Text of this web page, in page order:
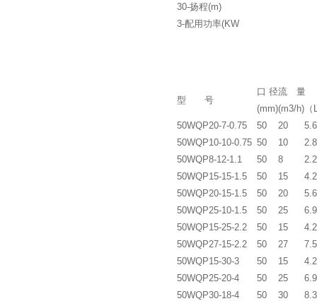
30-扬程(m)
3-配用功率(KW
型 号
口 径流 量
(mm)(m3/h)
50WQP20-7-0.75
50 20
5.6
50WQP10-10-0.75 50 10
2.8
50WQP8-12-1.1
50 8
2.2
50WQP15-15-1.5
50 15
4.2
50WQP20-15-1.5
50 20
5.6
50WQP25-10-1.5
50 25
6.9
50WQP15-25-2.2
50 15
4.2
50WQP27-15-2.2
50 27
7.5
50WQP15-30-3
50 15
4.2
50WQP25-20-4
50 25
6.9
50WQP30-18-4
50 30
8.3